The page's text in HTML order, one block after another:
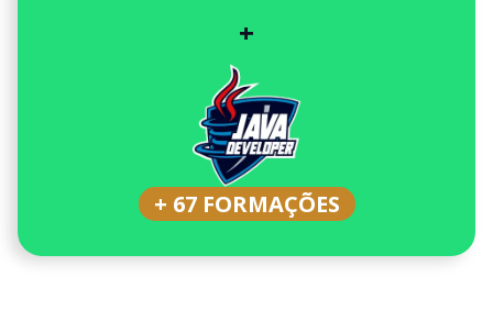
+
+ 67 FORMAÇÕES